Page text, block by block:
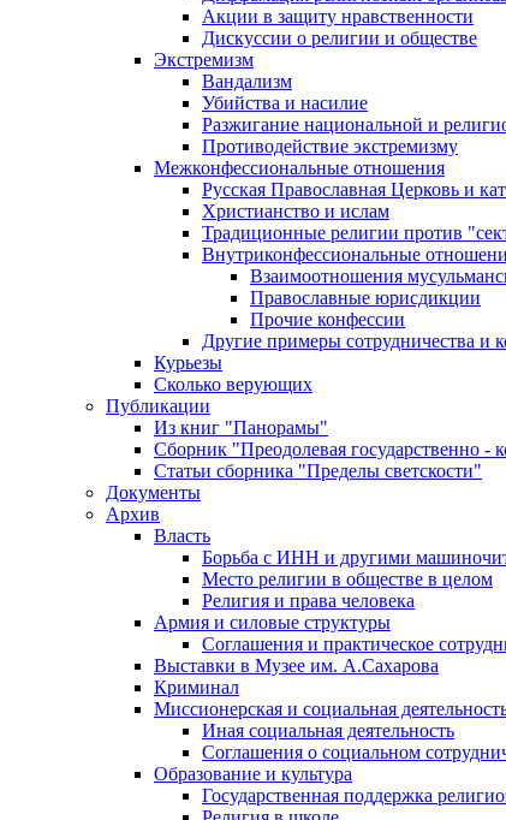
Акции в защиту нравственности
Дискуссии о религии и обществе
Экстремизм
Вандализм
Убийства и насилие
Разжигание национальной и
Противодействие экстремизму
Межконфессиональные отношения
Русская Православная Церковь и
Христианство и ислам
Традиционные религии против
Внутриконфессиональные
Взаимоотношения
Православные юрисдикции
Прочие конфессии
Другие примеры сотрудничества и
Курьезы
Сколько верующих
Публикации
Из книг "Панорамы"
Сборник "Преодолевая государственно -
Статьи сборника "Пределы светскости"
Документы
Архив
Власть
Борьба с ИНН и другими
Место религии в обществе в целом
Религия и права человека
Армия и силовые структуры
Соглашения и практическое
Выставки в Музее им. А.Сахарова
Криминал
Миссионерская и социальная
Иная социальная деятельность
Соглашения о социальном
Образование и культура
Государственная поддержка